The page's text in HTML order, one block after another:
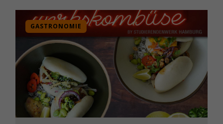
GASTRONOMIE